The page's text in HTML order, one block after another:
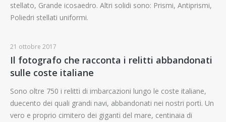
stellato, Grande icosaedro. Altri solidi sono: Prismi, Antiprismi,
Poliedri stellati uniformi.
21 ottobre 2017
Il fotografo che racconta i relitti abbandonati
sulle coste italiane
Sono oltre 750 i relitti di imbarcazioni lungo le coste italiane,
duecento dei quali grandi navi, abbandonati nei nostri porti. Un
vero e proprio cimitero dei giganti del mare, centinaia di